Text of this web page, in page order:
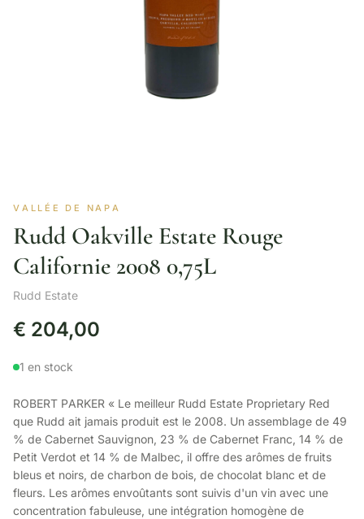
VALLÉE DE NAPA
Rudd Oakville Estate Rouge
Californie 2008 0,75L
Rudd Estate
€ 204,00
1 en stock
ROBERT PARKER « Le meilleur Rudd Estate Proprietary Red
que Rudd ait jamais produit est le 2008. Un assemblage de 49
% de Cabernet Sauvignon, 23 % de Cabernet Franc, 14 % de
Petit Verdot et 14 % de Malbec, il offre des arômes de fruits
bleus et noirs, de charbon de bois, de chocolat blanc et de
fleurs. Les arômes envoûtants sont suivis d'un vin avec une
concentration fabuleuse, une intégration homogène de